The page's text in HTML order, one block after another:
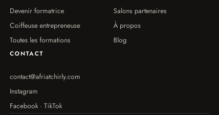
Devenir formatrice
Coiffeuse entrepreneuse
Toutes les formations
Salons partenaires
À propos
Blog
CONTACT
contact@afriatchirly.com
Instagram
Facebook · TikTok